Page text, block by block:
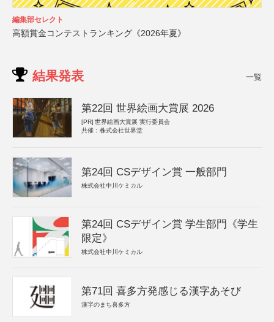
編集部セレクト
高額賞金コンテストランキング《2026年夏》
結果発表 一覧
第22回 世界絵画大賞展 2026
[PR] 世界絵画大賞展 実行委員会
共催：株式会社世界堂
第24回 CSデザイン賞 一般部門
株式会社中川ケミカル
第24回 CSデザイン賞 学生部門《学生
限定》
株式会社中川ケミカル
第71回 喜多方発感じる漢字あそび
漢字のまち喜多方